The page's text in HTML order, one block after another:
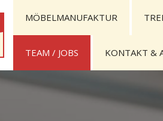
MÖBELMANUFAKTUR
TEAM / JOBS KONTAKT &